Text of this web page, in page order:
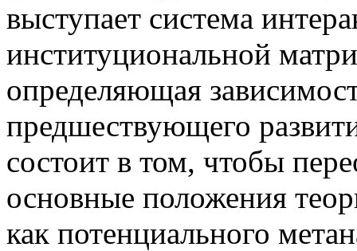
выступает система
институциональной
определяющая
предшествующего
состоит в том, чтобы
основные положения
как потенциального